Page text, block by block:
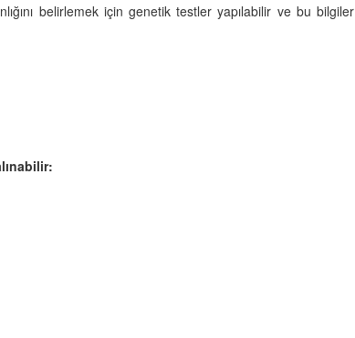
belirlemek için genetik testler yapılabilir ve bu bilgiler